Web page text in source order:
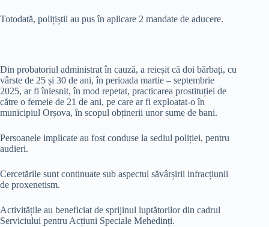
Totodată, polițiștii au pus în aplicare 2 mandate de aducere.
Din probatoriul administrat în cauză, a reieșit că doi bărbați, cu
vârste de 25 și 30 de ani, în perioada martie – septembrie
2025, ar fi înlesnit, în mod repetat, practicarea prostituției de
către o femeie de 21 de ani, pe care ar fi exploatat-o în
municipiul Orșova, în scopul obținerii unor sume de bani.
Persoanele implicate au fost conduse la sediul poliției, pentru
audieri.
Cercetările sunt continuate sub aspectul săvârșirii infracțiunii
de proxenetism.
Activitățile au beneficiat de sprijinul luptătorilor din cadrul
Serviciului pentru Acțiuni Speciale Mehedinți.